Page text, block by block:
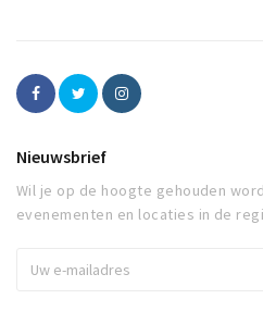
Nieuwsbrief
Wil je op de hoogte gehouden
evenementen en locaties in de